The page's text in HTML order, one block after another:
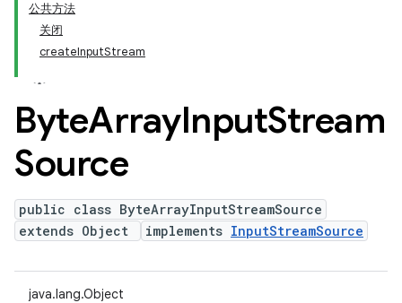
公共方法
关闭
createInputStream
ByteArrayInputStream
Source
public class ByteArrayInputStreamSource
extends Object
implements InputStreamSource
java.lang.Object